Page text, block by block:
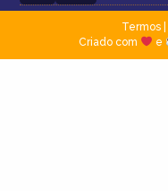
Termos|
Criado com
e